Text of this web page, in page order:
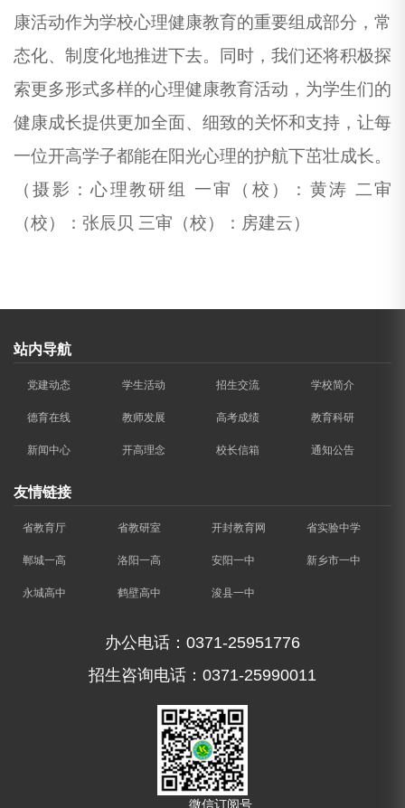
康活动作为学校心理健康教育的重要组成部分，常
态化、制度化地推进下去。同时，我们还将积极探
索更多形式多样的心理健康教育活动，为学生们的
健康成长提供更加全面、细致的关怀和支持，让每
一位开高学子都能在阳光心理的护航下茁壮成长。
（摄影：心理教研组 一审（校）： 黄涛 二审
（校）： 张辰贝 三审（校）： 房建云）
站内导航
党建动态 学生活动 招生交流 学校简介
德育在线 教师发展 高考成绩 教育科研
新闻中心 开高理念 校长信箱 通知公告
友情链接
省教育厅 省教研室 开封教育网 省实验中学
郸城一高 洛阳一高 安阳一中 新乡市一中
永城高中 鹤壁高中 浚县一中
办公电话：0371-25951776
招生咨询电话：0371-25990011
微信订阅号